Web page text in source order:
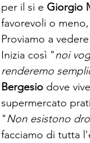
per il si e Giorgio
favorevoli o
Proviamo a
Inizia così "noi
renderemo
Bergesio dove
supermercato
"Non esistono
facciamo di tutta